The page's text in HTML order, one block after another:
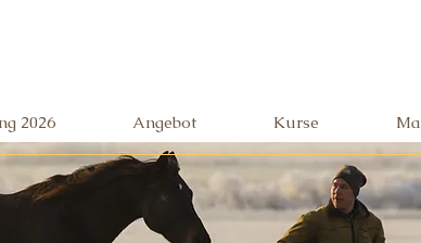
2026 Angebot Kurse